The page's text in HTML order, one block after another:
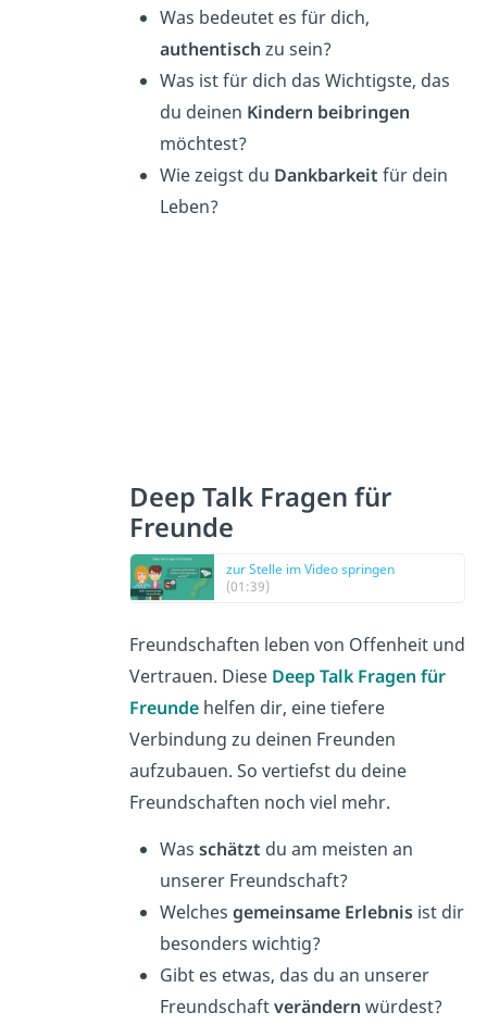
Was bedeutet es für dich,
authentisch zu sein?
Was ist für dich das Wichtigste, das
du deinen Kindern beibringen
möchtest?
Wie zeigst du Dankbarkeit für dein
Leben?
Deep Talk Fragen für
Freunde
zur Stelle im Video springen
(01:39)
Freundschaften leben von Offenheit und
Vertrauen. Diese Deep Talk Fragen für
Freundehelfen dir, eine tiefere
Verbindung zu deinen Freunden
aufzubauen. So vertiefst du deine
Freundschaften noch viel mehr.
Was schätzt du am meisten an
unserer Freundschaft?
Welches gemeinsame Erlebnisist dir
besonders wichtig?
Gibt es etwas, das du an unserer
Freundschaftverändern würdest?